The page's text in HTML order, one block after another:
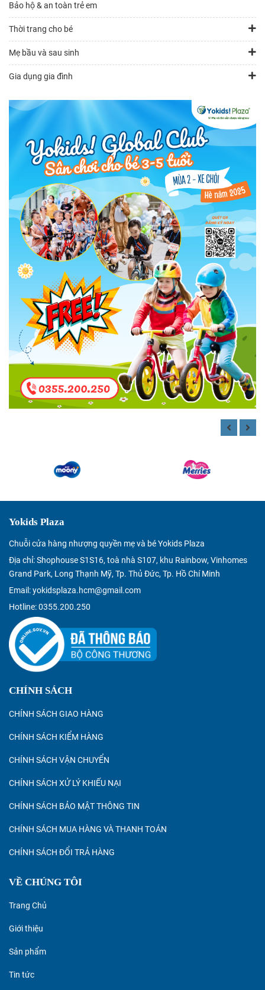
Bảo hộ & an toàn trẻ em
Thời trang cho bé
Mẹ bầu và sau sinh
Gia dụng gia đình
Yokids Plaza
Chuỗi cửa hàng nhượng quyền mẹ và bé Yokids Plaza
Địa chỉ: Shophouse S1S16, toà nhà S107, khu Rainbow, Vinhomes
Grand Park, Long Thạnh Mỹ, Tp. Thủ Đức, Tp. Hồ Chí Minh
Email: yokidsplaza.hcm@gmail.com
Hotline: 0355.200.250
CHÍNH SÁCH
CHÍNH SÁCH GIAO HÀNG
CHÍNH SÁCH KIỂM HÀNG
CHÍNH SÁCH VẬN CHUYỂN
CHÍNH SÁCH XỬ LÝ KHIẾU NẠI
CHÍNH SÁCH BẢO MẬT THÔNG TIN
CHÍNH SÁCH MUA HÀNG VÀ THANH TOÁN
CHÍNH SÁCH ĐỔI TRẢ HÀNG
VỀ CHÚNG TÔI
Trang Chủ
Giới thiệu
Sản phẩm
Tin tức